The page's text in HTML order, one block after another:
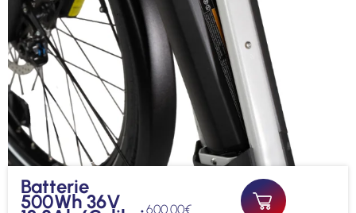
Batterie
500Wh 36V 600.00€